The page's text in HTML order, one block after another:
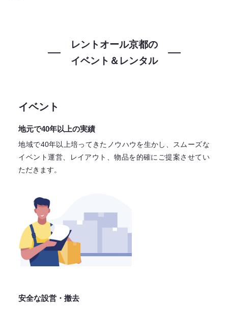
レントオール京都の
イベント＆レンタル
イベント
地元で40年以上の実績
地域で40年以上培ってきたノウハウを生かし、スムーズな
イベント運営、レイアウト、物品を的確にご提案させてい
ただきます。
安全な設営・撤去